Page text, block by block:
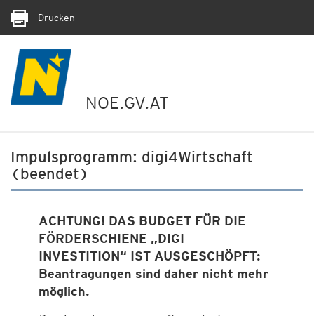
Drucken
NOE.GV.AT
Impulsprogramm: digi4Wirtschaft
(beendet)
ACHTUNG! DAS BUDGET FÜR DIE
FÖRDERSCHIENE „DIGI
INVESTITION“ IST AUSGESCHÖPFT:
Beantragungen sind daher nicht mehr
möglich.